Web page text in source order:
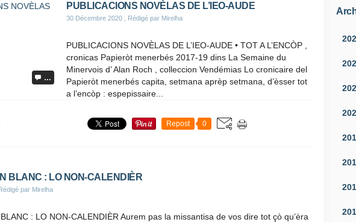
…
PUBLICACIONS NOVÈLAS DE L’IEO-AUDE
30 Décembre 2020 , Rédigé par Mirelha
PUBLICACIONS NOVÈLAS DE L’IEO-AUDE • TOT A L’ENCÒP ,
cronicas Papieròt menerbés 2017-19 dins La Semaine du
Minervois d’ Alan Roch , colleccion Vendémias Lo cronicaire del
Papieròt menerbés capita, setmana aprèp setmana, d’èsser tot
a l’encòp : espepissaire...
Repost 0
BLANC : LO NON-CALENDIÈR
par Mirelha
: LO NON-CALENDIÈR Aurem pas la missantisa de vos dire tot çò qu’èra